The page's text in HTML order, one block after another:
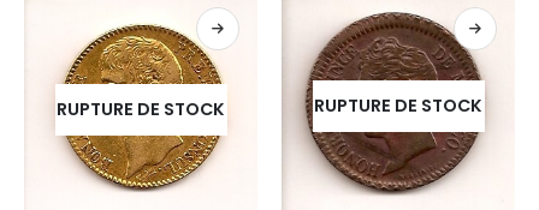
RUPTURE DE STOCK RUPTURE DE STOCK